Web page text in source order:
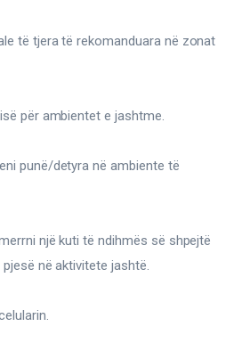
të tjera të rekomanduara në zonat
për ambientet e jashtme.
punë/detyra në ambiente të
një kuti të ndihmës së shpejtë
në aktivitete jashtë.